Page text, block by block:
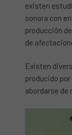
existen
sonora con
producción
de
Existen
producido
abordarse